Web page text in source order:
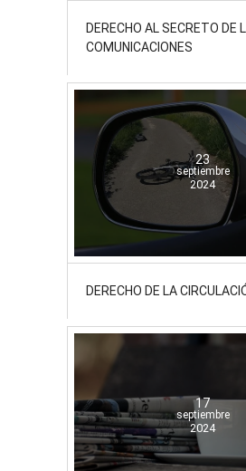
DERECHO AL SECRETO DE
COMUNICACIONES
23
septiembre
2024
DERECHO DE LA
17
septiembre
2024